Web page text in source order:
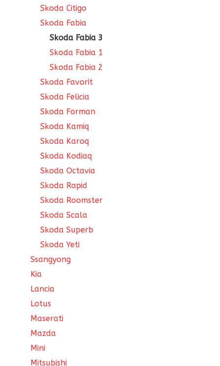
Skoda Citigo
Skoda Fabia
Skoda Fabia 3
Skoda Fabia 1
Skoda Fabia 2
Skoda Favorit
Skoda Felicia
Skoda Forman
Skoda Kamiq
Skoda Karoq
Skoda Kodiaq
Skoda Octavia
Skoda Rapid
Skoda Roomster
Skoda Scala
Skoda Superb
Skoda Yeti
Ssangyong
Kia
Lancia
Lotus
Maserati
Mazda
Mini
Mitsubishi